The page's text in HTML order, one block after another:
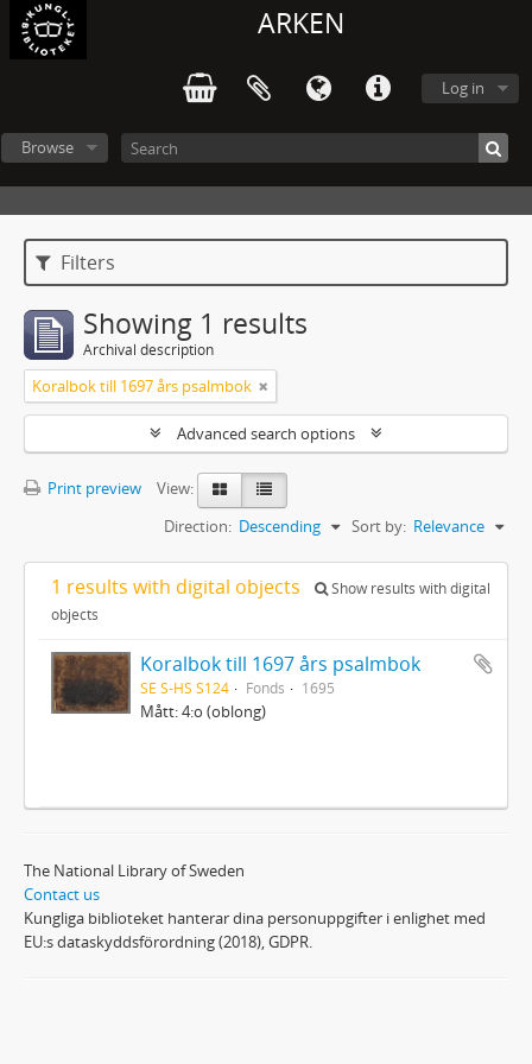
ARKEN
Log in
Browse
Filters
Showing 1 results
Archival description
Koralbok till 1697 års psalmbok
Advanced search options
Print preview
View:
Sort by: Relevance
Direction: Descending
1 results with digital objects
Show results with digital
objects
Koralbok till 1697 års psalmbok
SE S-HS S124 Fonds 1695
Mått: 4:o (oblong)
The National Library of Sweden
Contact us
Kungliga biblioteket hanterar dina personuppgifter i enlighet med
EU:s dataskyddsförordning (2018), GDPR.